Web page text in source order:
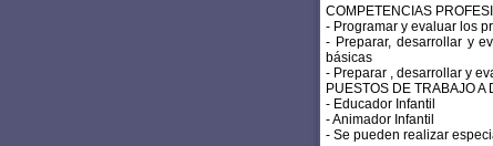
COMPETENCIAS
- Programar y evaluar los
- Preparar, desarrollar y
básicas
- Preparar , desarrollar y
PUESTOS DE TRABAJO A
- Educador Infantil
- Animador Infantil
- Se pueden realizar